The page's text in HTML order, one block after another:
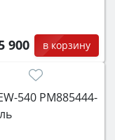
900 в корзину
540 PM885444-